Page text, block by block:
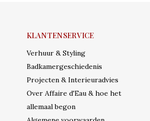
KLANTENSERVICE
Verhuur & Styling
Badkamergeschiedenis
Projecten & Interieuradvies
Over Affaire d'Eau & hoe het
allemaal begon